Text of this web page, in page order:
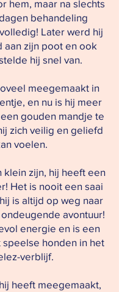
hem, maar na slechts
behandeling
Later werd hij
zijn poot en ook
hij snel van.
meegemaakt in
en nu is hij meer
gouden mandje te
zich veilig en geliefd
voelen.
klein zijn, hij heeft een
Het is nooit een saai
is altijd op weg naar
avontuur!
energie en is een
speelse honden in het
verblijf.
heeft meegemaakt,